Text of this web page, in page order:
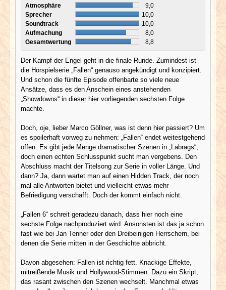
Atmosphäre
9,0
Sprecher
10,0
Soundtrack
10,0
Aufmachung
8,0
Gesamtwertung
8,8
Der Kampf der Engel geht in die finale Runde. Zumindest ist
die Hörspielserie „Fallen“ genauso angekündigt und konzipiert.
Und schon die fünfte Episode offenbarte so viele neue
Ansätze, dass es den Anschein eines anstehenden
„Showdowns“ in dieser hier vorliegenden sechsten Folge
machte.
Doch, oje, lieber Marco Göllner, was ist denn hier passiert? Um
es spoilerhaft vorweg zu nehmen: „Fallen“ endet weitestgehend
offen. Es gibt jede Menge dramatischer Szenen in „Labrags“,
doch einen echten Schlusspunkt sucht man vergebens. Den
Abschluss macht der Titelsong zur Serie in voller Länge. Und
dann? Ja, dann wartet man auf einen Hidden Track, der noch
mal alle Antworten bietet und vielleicht etwas mehr
Befriedigung verschafft. Doch der kommt einfach nicht.
„Fallen 6“ schreit geradezu danach, dass hier noch eine
sechste Folge nachproduziert wird. Ansonsten ist das ja schon
fast wie bei Jan Tenner oder den Dreibeinigen Herrschern, bei
denen die Serie mitten in der Geschichte abbricht.
Davon abgesehen: Fallen ist richtig fett. Knackige Effekte,
mitreißende Musik und Hollywood-Stimmen. Dazu ein Skript,
das rasant zwischen den Szenen wechselt. Manchmal etwas